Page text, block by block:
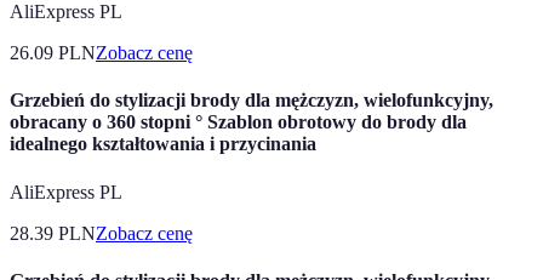
AliExpress PL
26.09 PLNZobacz cenę
Grzebień do stylizacji brody dla mężczyzn, wielofunkcyjny,
obracany o 360 stopni ° Szablon obrotowy do brody dla
idealnego kształtowania i przycinania
AliExpress PL
28.39 PLNZobacz cenę